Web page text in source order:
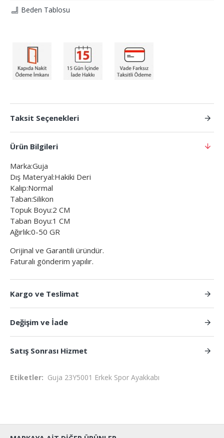
Beden Tablosu
Taksit Seçenekleri
Ürün Bilgileri
Marka:Guja
Dış Materyal:Hakiki Deri
Kalıp:Normal
Taban:Silikon
Topuk Boyu:2 CM
Taban Boyu:1 CM
Ağırlık:0-50 GR
Orijinal ve Garantili üründür.
Faturalı gönderim yapılır.
Kargo ve Teslimat
Değişim ve İade
Satış Sonrası Hizmet
Etiketler: Guja 23Y5001 Erkek Spor Ayakkabı